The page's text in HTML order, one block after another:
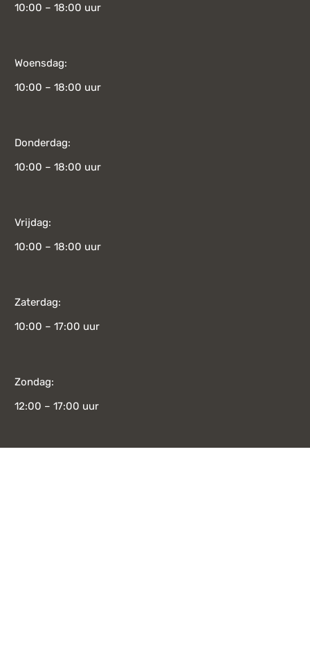
10:00 – 18:00 uur
Woensdag:
10:00 – 18:00 uur
Donderdag:
10:00 – 18:00 uur
Vrijdag:
10:00 – 18:00 uur
Zaterdag:
10:00 – 17:00 uur
Zondag:
12:00 – 17:00 uur